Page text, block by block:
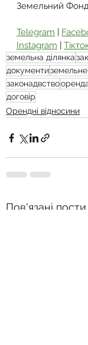
Земельний Фонд
Telegram |
Instagram |
земельна ділянка
документи
законадвство
договір
Орендні відносини
Пов'язані пости